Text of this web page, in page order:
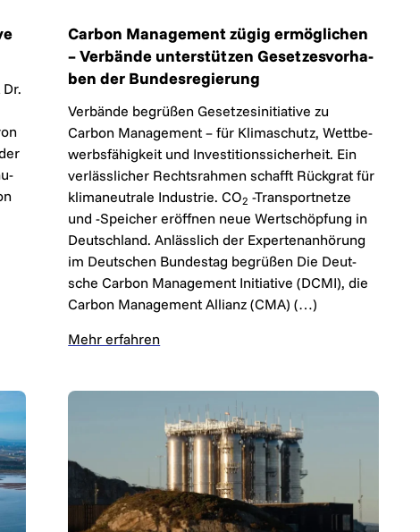
Carbon Management zü­gig er­mög­li­chen
– Ver­bän­de un­ter­stüt­zen Ge­set­zes­vor­ha­
ben der Bun­des­re­gie­rung
Ver­bän­de be­grü­ßen Ge­set­zes­ini­ti­a­ti­ve zu
Carbon Ma­nage­ment – für Kli­ma­schutz, Wett­be­
werbs­fä­hig­keit und In­ves­ti­ti­ons­si­cher­heit. Ein
ver­läss­li­cher Rechts­rah­men schafft Rück­grat für
kli­ma­neu­tra­le In­dus­trie. CO2 -Trans­port­net­ze
und -Spei­cher er­öff­nen neue Wert­schöp­fung in
Deutsch­land. An­läss­lich der Ex­per­ten­an­hö­rung
im Deut­schen Bun­des­tag be­grü­ßen Die Deut­
sche Carbon Ma­nage­ment Ini­ti­a­ti­ve (DCMI), die
Carbon Ma­nage­ment Allianz (CMA) (…)
Mehr erfahren